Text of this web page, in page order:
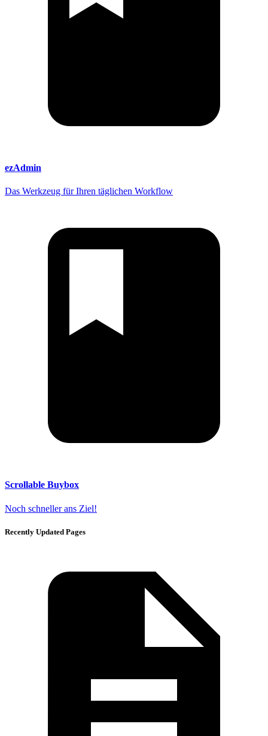
ezAdmin
Das Werkzeug für Ihren täglichen Workflow
Scrollable Buybox
Noch schneller ans Ziel!
Recently Updated Pages